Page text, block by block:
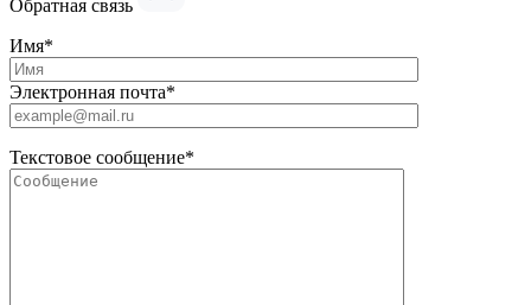
Обратная связь
Имя*
Электронная почта*
Текстовое сообщение*